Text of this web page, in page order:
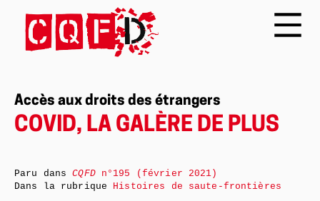
Accès aux droits des étrangers
COVID, LA GALÈRE DE PLUS
Paru dansCQFDn°195 (février 2021)
Dans la rubrique Histoires de saute-frontières